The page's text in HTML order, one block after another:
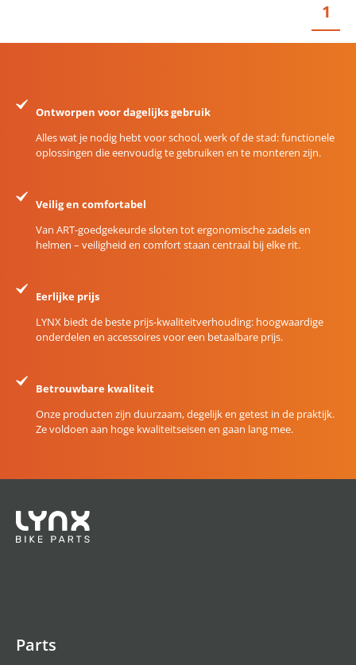
1
Ontworpen voor dagelijks gebruik
Alles wat je nodig hebt voor school, werk of de stad: functionele
oplossingen die eenvoudig te gebruiken en te monteren zijn.
Veilig en comfortabel
Van ART-goedgekeurde sloten tot ergonomische zadels en
helmen – veiligheid en comfort staan centraal bij elke rit.
Eerlijke prijs
LYNX biedt de beste prijs-kwaliteitverhouding: hoogwaardige
onderdelen en accessoires voor een betaalbare prijs.
Betrouwbare kwaliteit
Onze producten zijn duurzaam, degelijk en getest in de praktijk.
Ze voldoen aan hoge kwaliteitseisen en gaan lang mee.
Parts